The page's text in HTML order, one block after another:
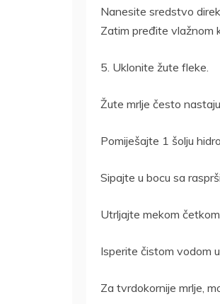
Nanesite sredstvo
Zatim pređite vlažnom
5. Uklonite žute fleke.
Žute mrlje često
Pomiješajte 1 šolju
Sipajte u bocu sa
Utrljajte mekom
Isperite čistom vodom
Za tvrdokornije mrlje,